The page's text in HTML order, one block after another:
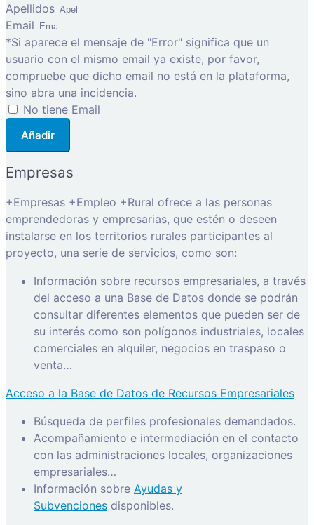
Apellidos
Email
*Si aparece el mensaje de "Error" significa que un
usuario con el mismo email ya existe, por favor,
compruebe que dicho email no está en la plataforma,
sino abra una incidencia.
No tiene Email
Añadir
Empresas
+Empresas +Empleo +Rural ofrece a las personas
emprendedoras y empresarias, que estén o deseen
instalarse en los territorios rurales participantes al
proyecto, una serie de servicios, como son:
Información sobre recursos empresariales, a través
del acceso a una Base de Datos donde se podrán
consultar diferentes elementos que pueden ser de
su interés como son polígonos industriales, locales
comerciales en alquiler, negocios en traspaso o
venta…
Acceso a la Base de Datos de Recursos Empresariales
Búsqueda de perfiles profesionales demandados.
Acompañamiento e intermediación en el contacto
con las administraciones locales, organizaciones
empresariales…
Información sobre Ayudas y
Subvenciones disponibles.